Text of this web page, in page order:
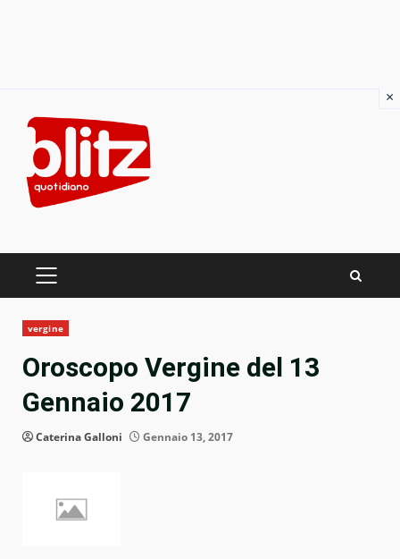
content
PRIMARY
vergine
Oroscopo Vergine del 13
Gennaio 2017
Caterina Galloni Gennaio 13, 2017
×